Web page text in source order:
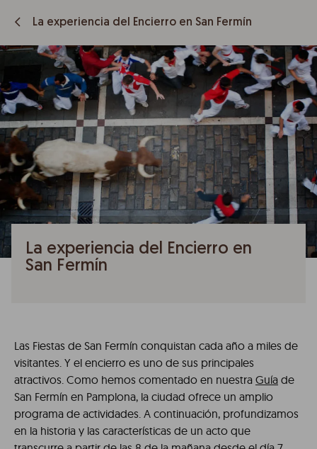
La experiencia del Encierro en San Fermín
La experiencia del Encierro en
San Fermín
Las Fiestas de San Fermín conquistan cada año a miles de
visitantes. Y el encierro es uno de sus principales
atractivos. Como hemos comentado en nuestra Guía de
San Fermín en Pamplona, la ciudad ofrece un amplio
programa de actividades. A continuación, profundizamos
en la historia y las características de un acto que